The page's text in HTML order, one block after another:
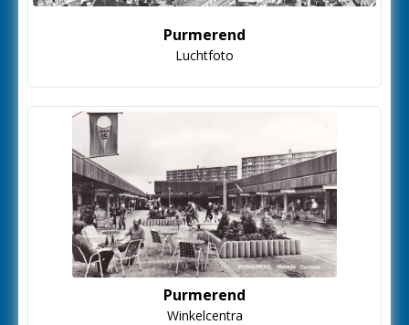
Purmerend
Luchtfoto
Purmerend
Winkelcentra